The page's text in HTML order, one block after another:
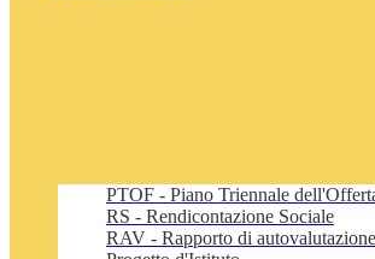
PTOF - Piano Triennale
RS - Rendicontazione Sociale
RAV - Rapporto di autovalutazione